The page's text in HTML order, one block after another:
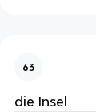
63
die Insel